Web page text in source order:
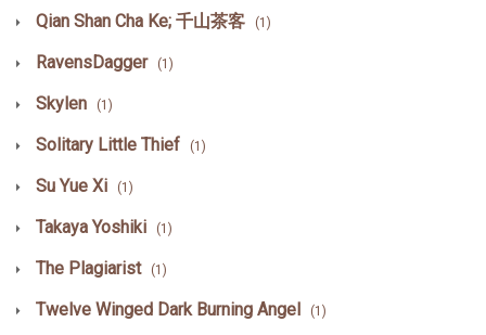
Qian Shan Cha Ke; 千山茶客 (1)
RavensDagger (1)
Skylen (1)
Solitary Little Thief (1)
Su Yue Xi (1)
Takaya Yoshiki (1)
The Plagiarist (1)
Twelve Winged Dark Burning Angel (1)